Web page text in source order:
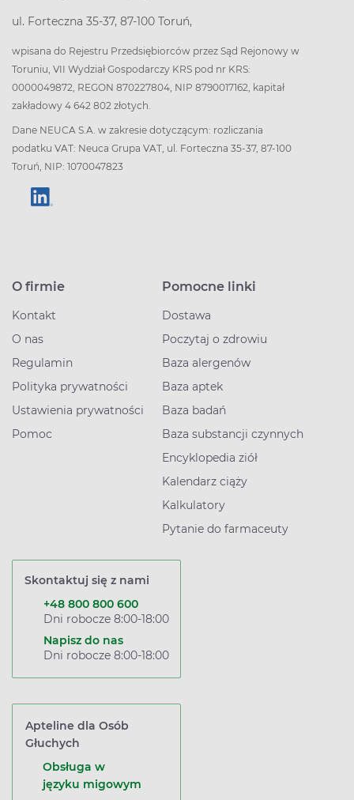
ul. Forteczna 35-37, 87-100 Toruń,
wpisana do Rejestru Przedsiębiorców przez Sąd Rejonowy w
Toruniu, VII Wydział Gospodarczy KRS pod nr KRS:
0000049872, REGON 870227804, NIP 8790017162, kapitał
zakładowy 4 642 802 złotych.
Dane NEUCA S.A. w zakresie dotyczącym: rozliczania
podatku VAT: Neuca Grupa VAT, ul. Forteczna 35-37, 87-100
Toruń, NIP: 1070047823
O firmie
Kontakt
O nas
Regulamin
Polityka prywatności
Ustawienia prywatności
Pomoc
Pomocne linki
Dostawa
Poczytaj o zdrowiu
Baza alergenów
Baza aptek
Baza badań
Baza substancji czynnych
Encyklopedia ziół
Kalendarz ciąży
Kalkulatory
Pytanie do farmaceuty
Skontaktuj się z nami
+48 800 800 600
Dni robocze 8:00-18:00
Napisz do nas
Dni robocze 8:00-18:00
Apteline dla Osób
Głuchych
Obsługa w
języku migowym